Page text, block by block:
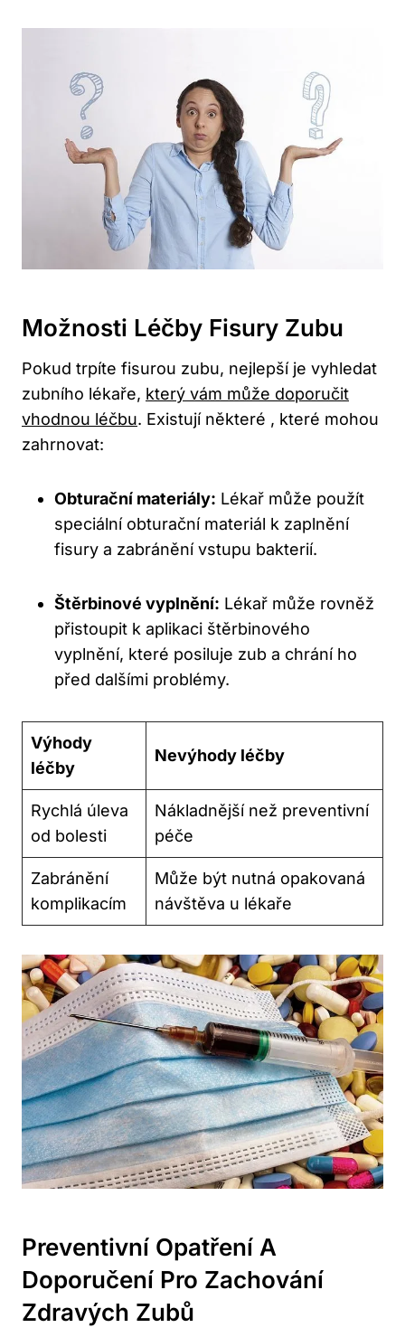
Možnosti Léčby Fisury Zubu
Pokud trpíte fisurou zubu, nejlepší je vyhledat
zubního lékaře, který vám může doporučit
vhodnou léčbu. Existují některé , které mohou
zahrnovat:
Obturační materiály: Lékař může použít
speciální obturační materiál k zaplnění
fisury a zabránění vstupu bakterií.
Štěrbinové vyplnění: Lékař může rovněž
přistoupit k aplikaci štěrbinového
vyplnění, které posiluje zub a chrání ho
před dalšími problémy.
Výhody
léčby
Nevýhody léčby
Rychlá úleva
od bolesti
Nákladnější než preventivní
péče
Zabránění
komplikacím
Může být nutná opakovaná
návštěva u lékaře
Preventivní Opatření A
Doporučení Pro Zachování
Zdravých Zubů